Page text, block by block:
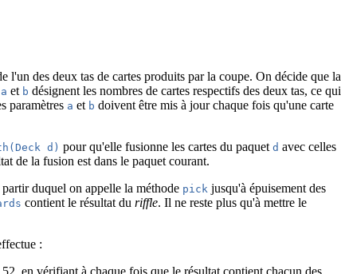
l'un des deux tas de cartes produits par la coupe. On décide que la
a et b désignent les nombres de cartes respectifs des deux tas, ce qui
paramètres a et b doivent être mis à jour chaque fois qu'une carte
d) pour qu'elle fusionne les cartes du paquetd avec celles
de la fusion est dans le paquet courant.
duquel on appelle la méthode pick jusqu'à épuisement des
contient le résultat duriffle. Il ne reste plus qu'à mettre le
:
en vérifiant à chaque fois que le résultat contient chacun des